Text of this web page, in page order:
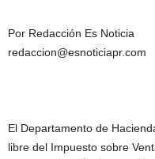
Por Redacción Es Noticia
redaccion@esnoticiapr.com
El Departamento de
libre del Impuesto sobre